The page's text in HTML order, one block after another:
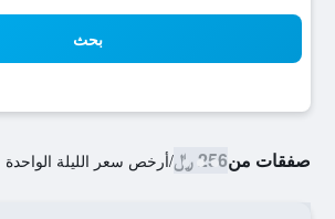
بحث
صفقات من256 ﷼ /أرخص سعر الليلة الواحدة